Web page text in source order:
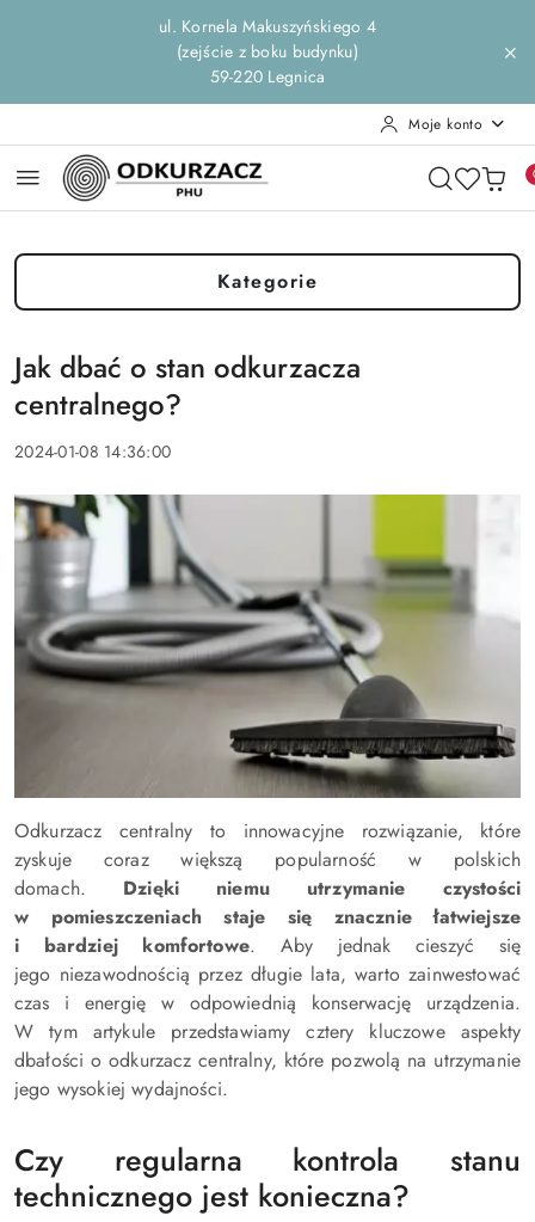
Przejdź do treści głównej
Przejdź do wyszukiwarki
Przejdź do moje konto
Przejdź do menu głównego
Przejdź do stopkiul. Kornela Makuszyńskiego 4
(zejście z boku budynku)
59-220 Legnica
Moje konto
Kategorie
Jak dbać o stan odkurzacza
centralnego?
2024-01-08 14:36:00
Odkurzacz centralny to innowacyjne rozwiązanie, które
zyskuje coraz większą popularność w polskich
domach. Dzięki niemu utrzymanie czystości
w pomieszczeniach staje się znacznie łatwiejsze
i bardziej komfortowe. Aby jednak cieszyć się
jego niezawodnością przez długie lata, warto zainwestować
czas i energię w odpowiednią konserwację urządzenia.
W tym artykule przedstawiamy cztery kluczowe aspekty
dbałości o odkurzacz centralny, które pozwolą na utrzymanie
jego wysokiej wydajności.
Czy regularna kontrola stanu
technicznego jest konieczna?